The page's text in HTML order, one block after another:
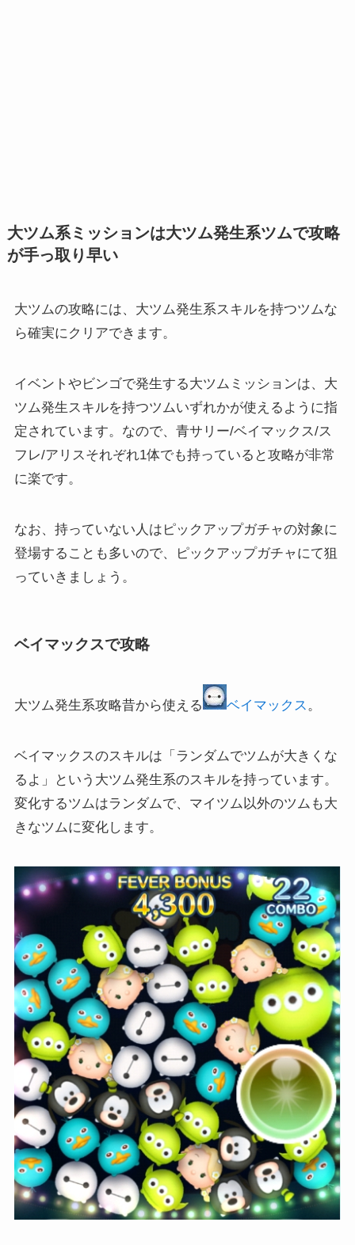
大ツム系ミッションは大ツム発生系ツムで攻略
が手っ取り早い
大ツムの攻略には、大ツム発生系スキルを持つツムな
ら確実にクリアできます。
イベントやビンゴで発生する大ツムミッションは、大
ツム発生スキルを持つツムいずれかが使えるように指
定されています。なので、青サリー/ベイマックス/ス
フレ/アリスそれぞれ1体でも持っていると攻略が非常
に楽です。
なお、持っていない人はピックアップガチャの対象に
登場することも多いので、ピックアップガチャにて狙
っていきましょう。
ベイマックスで攻略
大ツム発生系攻略昔から使える ベイマックス。
ベイマックスのスキルは「ランダムでツムが大きくな
るよ」という大ツム発生系のスキルを持っています。
変化するツムはランダムで、マイツム以外のツムも大
きなツムに変化します。